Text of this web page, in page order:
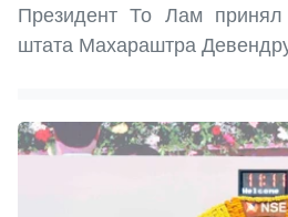
Президент То Лам принял
штата Махараштра